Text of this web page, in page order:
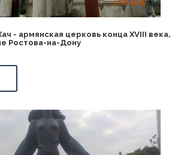
- армянская церковь конца XVIII века,
Ростова-на-Дону